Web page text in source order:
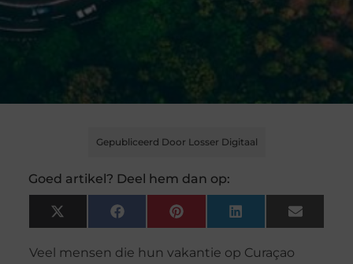
Gepubliceerd Door Losser Digitaal
Goed artikel? Deel hem dan op:
X
(Twitter)
FacebookPinterest LinkedIn Email
Veel mensen die hun vakantie op Curaçao